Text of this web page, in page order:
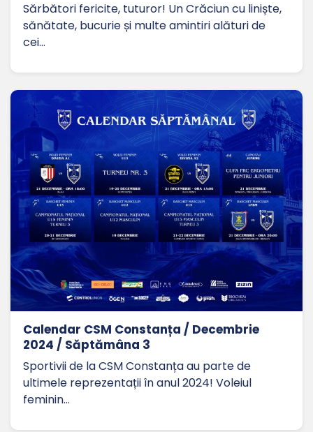
Sărbători fericite, tuturor! Un Crăciun cu liniște,
sănătate, bucurie și multe amintiri alături de
cei…
Calendar CSM Constanța / Decembrie
2024 / Săptămâna 3
Sportivii de la CSM Constanța au parte de
ultimele reprezentații în anul 2024! Voleiul
feminin…